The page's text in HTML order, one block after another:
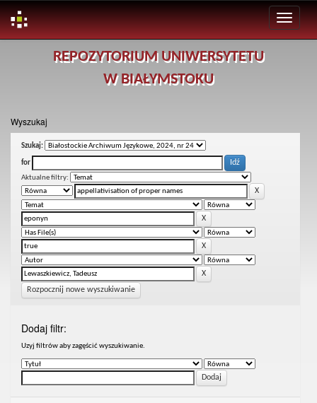
REPOZYTORIUM UNIWERSYTETU
W BIAŁYMSTOKU
Wyszukaj
Szukaj:
for
Aktualne filtry:
Rozpocznij nowe wyszukiwanie
Dodaj filtr:
Uzyj filtrów aby zagęścić wyszukiwanie.